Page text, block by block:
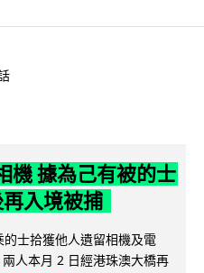
機 據為己有被的士
入境被捕
士拾獲他人遺留相機及電
人本月 2 日經港珠澳大橋再